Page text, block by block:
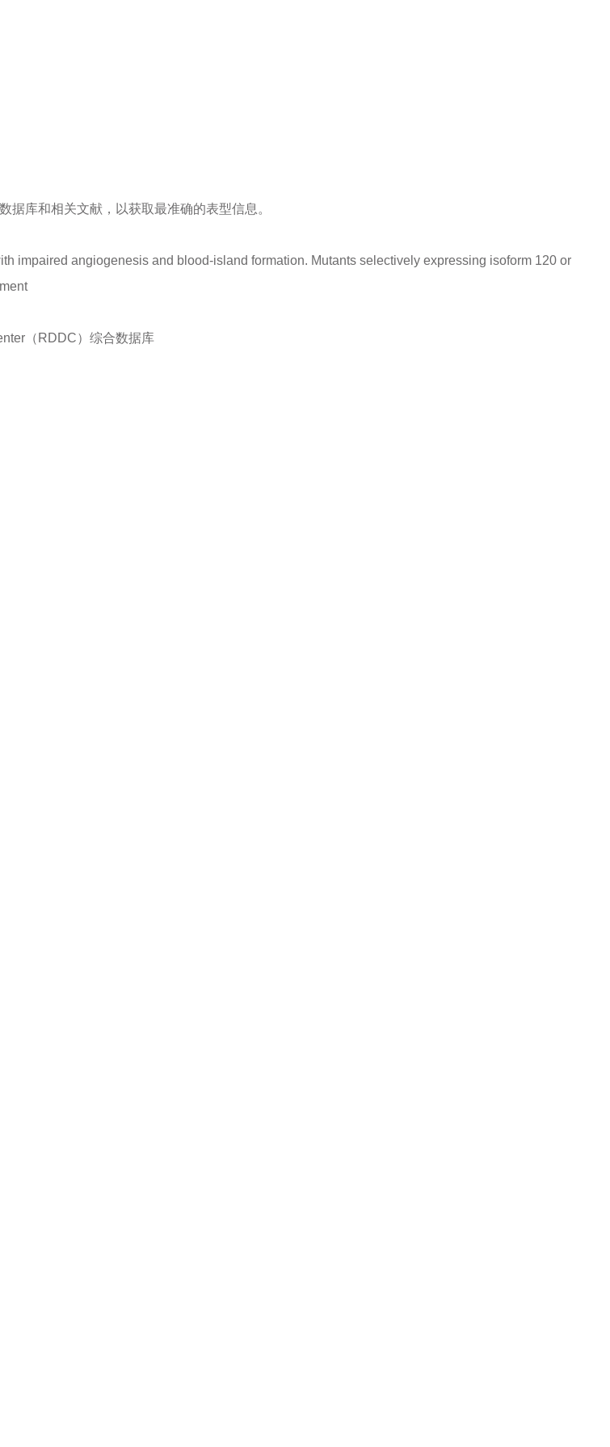
库和相关文献，以获取最准确的表型信息。
impaired angiogenesis and blood-island formation. Mutants selectively expressing isoform 120 or
（RDDC）综合数据库